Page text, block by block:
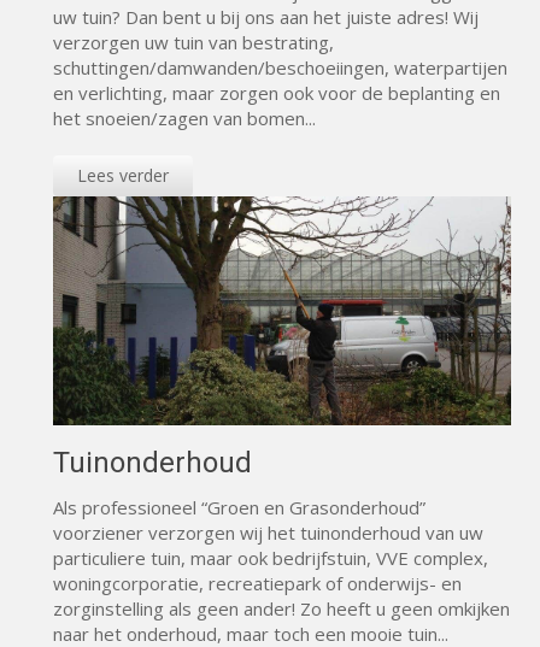
uw tuin? Dan bent u bij ons aan het juiste adres! Wij
verzorgen uw tuin van bestrating,
schuttingen/damwanden/beschoeiingen, waterpartijen
en verlichting, maar zorgen ook voor de beplanting en
het snoeien/zagen van bomen...
Lees verder
Tuinonderhoud
Als professioneel “Groen en Grasonderhoud”
voorziener verzorgen wij het tuinonderhoud van uw
particuliere tuin, maar ook bedrijfstuin, VVE complex,
woningcorporatie, recreatiepark of onderwijs- en
zorginstelling als geen ander! Zo heeft u geen omkijken
naar het onderhoud, maar toch een mooie tuin...